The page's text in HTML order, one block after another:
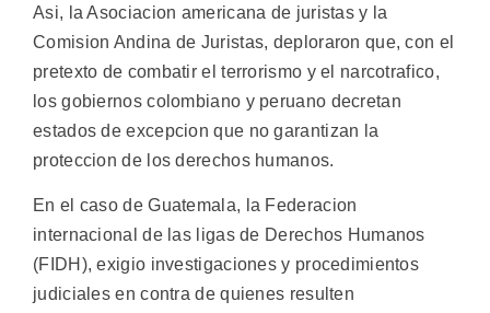
Asi, la Asociacion americana de juristas y la
Comision Andina de Juristas, deploraron que, con el
pretexto de combatir el terrorismo y el narcotrafico,
los gobiernos colombiano y peruano decretan
estados de excepcion que no garantizan la
proteccion de los derechos humanos.
En el caso de Guatemala, la Federacion
internacional de las ligas de Derechos Humanos
(FIDH), exigio investigaciones y procedimientos
judiciales en contra de quienes resulten